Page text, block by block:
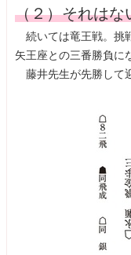
（２）それはな
続いては竜王戦。挑
矢王座との三番勝負に
藤井先生が先勝して